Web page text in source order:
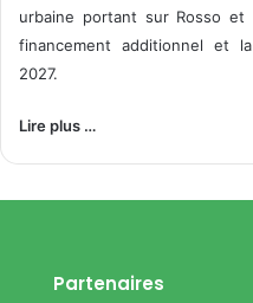
urbaine portant sur Rosso et
financement additionnel et
2027.
Lire plus …
Partenaires